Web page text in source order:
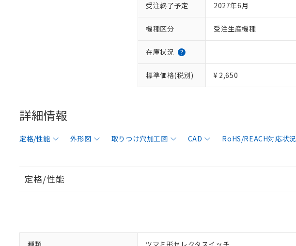
受注終了予定 2027年6月
機種区分 受注生産機種
在庫状況
標準価格(税別) ¥ 2,650
詳細情報
定格/性能 外形図 取りつけ穴加工図 CAD RoHS/REACH対応状況
定格/性能
種類 ツマミ形セレクタスイッチ